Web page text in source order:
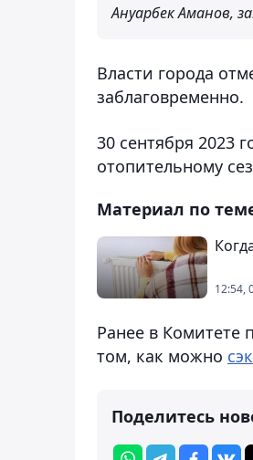
Ануарбек Аманов,
Власти города
заблаговременно.
30 сентября 2023
отопительному
Материал по
12:54,
Ранее в Комитете
том, как можно
Поделитесь